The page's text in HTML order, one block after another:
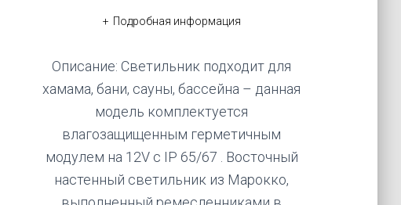
Подробная информация
Описание: Светильник подходит для
хамама, бани, сауны, бассейна – данная
модель комплектуется
влагозащищенным герметичным
модулем на 12V с IP 65/67 . Восточный
настенный светильник из Марокко,